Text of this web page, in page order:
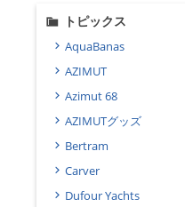
トピックス
AquaBanas
AZIMUT
Azimut 68
AZIMUTグッズ
Bertram
Carver
Dufour Yachts